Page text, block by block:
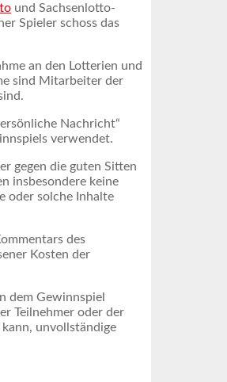
und Sachsenlotto-
Spieler schoss das
an den Lotterien und
sind Mitarbeiter der
Nachricht“
verwendet.
gegen die guten Sitten
insbesondere keine
oder solche Inhalte
des
Kosten der
dem Gewinnspiel
Teilnehmer oder der
kann, unvollständige